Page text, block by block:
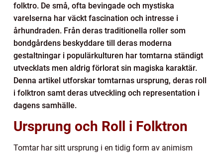
folktro. De små, ofta bevingade och mystiska
varelserna har väckt fascination och intresse i
århundraden. Från deras traditionella roller som
bondgårdens beskyddare till deras moderna
gestaltningar i populärkulturen har tomtarna ständigt
utvecklats men aldrig förlorat sin magiska karaktär.
Denna artikel utforskar tomtarnas ursprung, deras roll
i folktron samt deras utveckling och representation i
dagens samhälle.
Ursprung och Roll i Folktron
Tomtar har sitt ursprung i en tidig form av animism